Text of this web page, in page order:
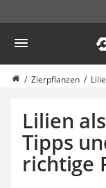
Garten
Akku-Laubsauger
Faltpavillon
Schlauchtrommel
Solar-Lichterkette
Teleskopleiter
Ameisengift
Pavillon
Zierpflanzen
Lilien
Tipps
richtige